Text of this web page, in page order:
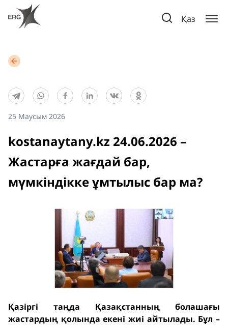
Қаз
25 Маусым 2026
kostanaytany.kz 24.06.2026 –
Жастарға жағдай бар,
мүмкіндікке ұмтылыс бар ма?
Қазіргі таңда Қазақстанның болашағы
жастардың қолында екені жиі айтылады. Бұл –